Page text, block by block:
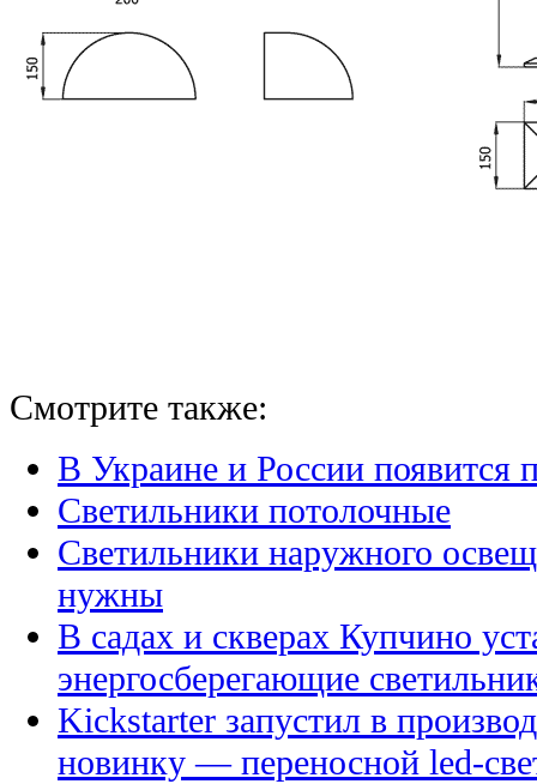
Смотрите также:
В Украине и России появится
Светильники потолочные
Светильники наружного
нужны
В садах и скверах Купчино
энергосберегающие
Kickstarter запустил в
новинку — переносной led-